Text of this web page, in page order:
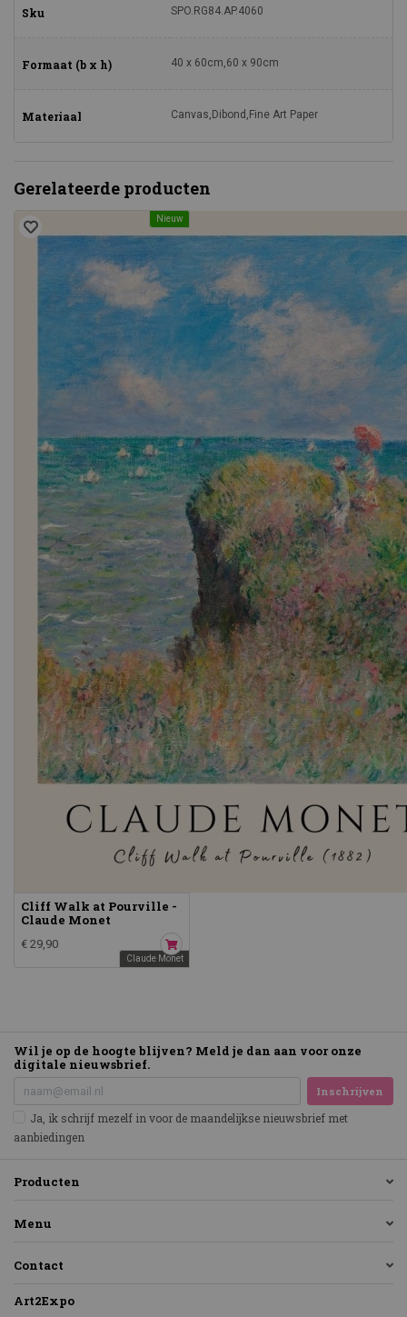
Sku SPO.RG84.AP.4060
Formaat (b x h) 40 x 60cm,60 x 90cm
Materiaal Canvas,Dibond,Fine Art Paper
Gerelateerde producten
Nieuw
Claude Monet
Cliff Walk at Pourville -
Claude Monet
€ 29,90
Wil je op de hoogte blijven? Meld je dan aan voor onze
digitale nieuwsbrief.
Inschrijven
Ja, ik schrijf mezelf in voor de maandelijkse nieuwsbrief met
aanbiedingen
Producten
Menu
Contact
Art2Expo